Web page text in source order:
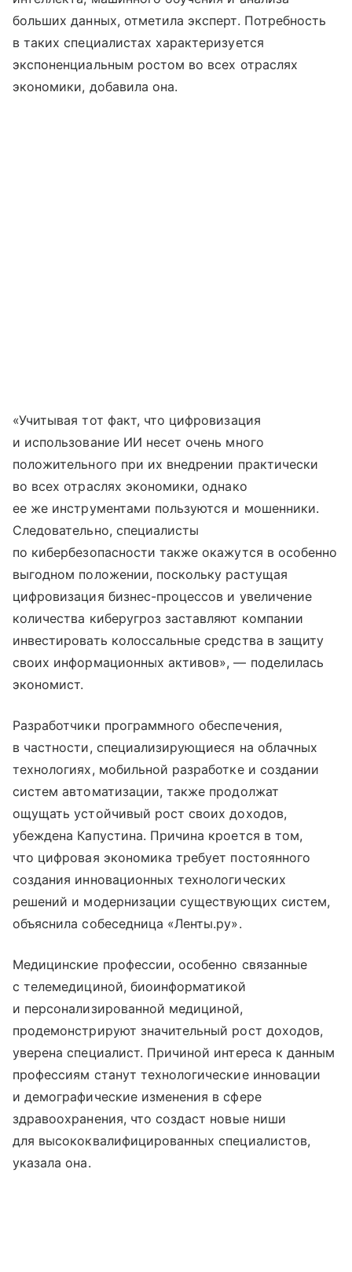
больших данных, отметила эксперт. Потребность
в таких специалистах характеризуется
экспоненциальным ростом во всех отраслях
экономики, добавила она.
«Учитывая тот факт, что цифровизация
и использование ИИ несет очень много
положительного при их внедрении практически
во всех отраслях экономики, однако
ее же инструментами пользуются и мошенники.
Следовательно, специалисты
по кибербезопасности также окажутся в особенно
выгодном положении, поскольку растущая
цифровизация бизнес-процессов и увеличение
количества киберугроз заставляют компании
инвестировать колоссальные средства в защиту
своих информационных активов», — поделилась
экономист.
Разработчики программного обеспечения,
в частности, специализирующиеся на облачных
технологиях, мобильной разработке и создании
систем автоматизации, также продолжат
ощущать устойчивый рост своих доходов,
убеждена Капустина. Причина кроется в том,
что цифровая экономика требует постоянного
создания инновационных технологических
решений и модернизации существующих систем,
объяснила собеседница «Ленты.ру».
Медицинские профессии, особенно связанные
с телемедициной, биоинформатикой
и персонализированной медициной,
продемонстрируют значительный рост доходов,
уверена специалист. Причиной интереса к данным
профессиям станут технологические инновации
и демографические изменения в сфере
здравоохранения, что создаст новые ниши
для высококвалифицированных специалистов,
указала она.